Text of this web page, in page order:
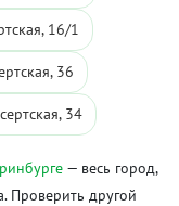
16/1
36
34
— весь город,
Проверить другой